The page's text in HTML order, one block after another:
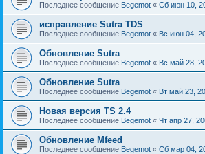
Последнее сообщение Begemot « Сб июн 10,
исправление Sutra TDS
Последнее сообщение Begemot « Вс июн 04,
Обновление Sutra
Последнее сообщение Begemot « Вс май 28,
Обновление Sutra
Последнее сообщение Begemot « Вт май 23,
Новая версия TS 2.4
Последнее сообщение Begemot « Чт апр 27,
Обновление Mfeed
Последнее сообщение Begemot « Сб мар 04,